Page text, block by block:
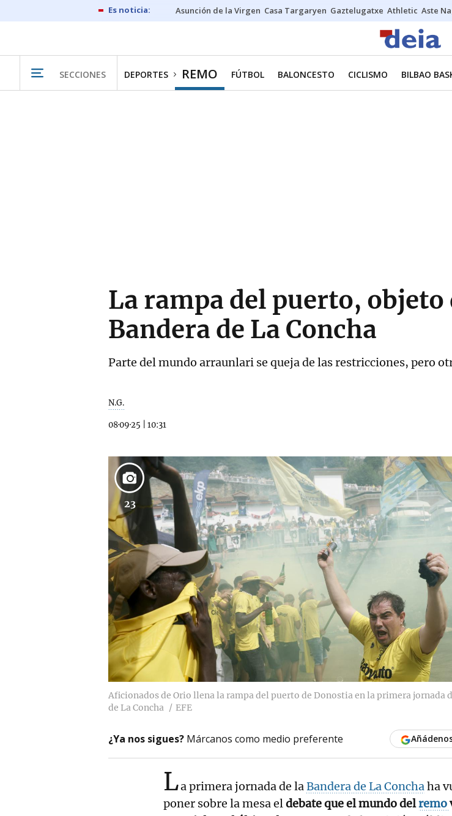
Asunción de la Virgen Casa Targaryen Gaztelugatxe Athletic Aste
SECCIONES DEPORTES REMO FÚTBOL BALONCESTO CICLISMO BILBAO
La rampa del puerto,
Bandera de La Concha
Parte del mundo arraunlari se queja de las restricciones, pero
N.G.
08·09·25 10:31
23
Aficionados de Orio llena la rampa del puerto de Donostia en la primera jornada
de La Concha
EFE
¿Ya nos sigues? Márcanos como medio preferente
La primera jornada de laBandera de La Conchaha
poner sobre la mesa eldebate que el mundo delremo